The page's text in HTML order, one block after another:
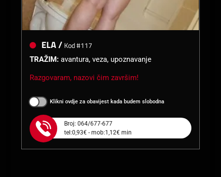
ELA / Kod #117
TRAŽIM: avantura, veza, upoznavanje
Razgovaram, nazovi čim završim!
Klikni ovdje za obavijest kada budem slobodna
Broj: 064/677-677
tel:0,93€ - mob:1,12€ min